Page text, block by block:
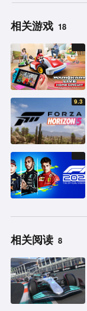
相关游戏 18
9.3
相关阅读 8